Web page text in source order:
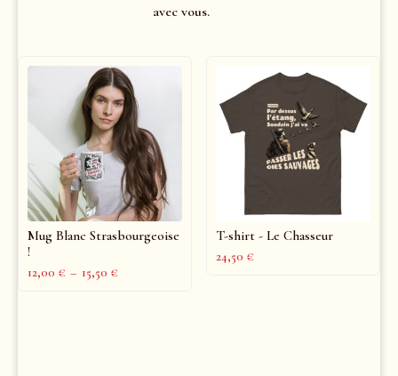
avec vous.
Mug Blanc Strasbourgeoise
!
12,00 € – 15,50 €
T-shirt - Le Chasseur
24,50 €